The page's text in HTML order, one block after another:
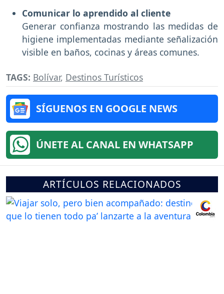
Comunicar lo aprendido al cliente
Generar confianza mostrando las medidas de
higiene implementadas mediante señalización
visible en baños, cocinas y áreas comunes.
TAGS: Bolívar, Destinos Turísticos
SÍGUENOS EN GOOGLE NEWS
ÚNETE AL CANAL EN WHATSAPP
ARTÍCULOS RELACIONADOS